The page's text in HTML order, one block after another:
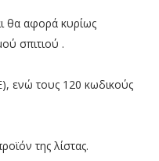
θα αφορά κυρίως
σπιτιού ​.
ενώ τους 120 κωδικούς
της λίστας.